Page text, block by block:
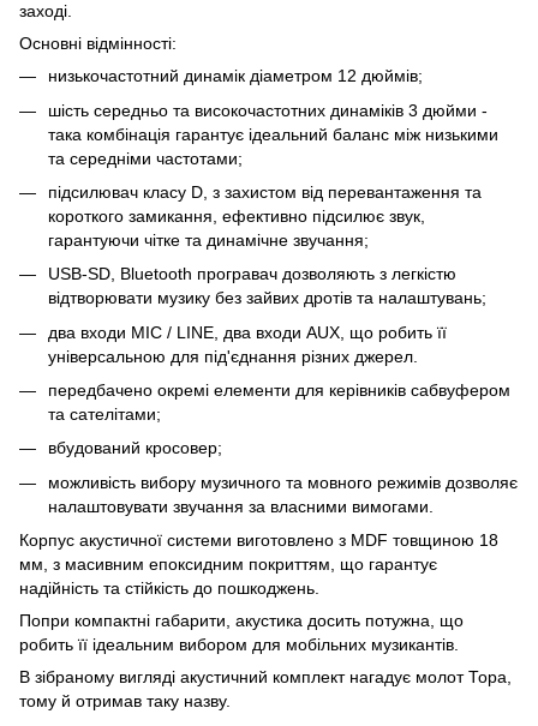
заході.
Основні відмінності:
низькочастотний динамік діаметром 12 дюймів;
шість середньо та високочастотних динаміків 3 дюйми -
така комбінація гарантує ідеальний баланс між низькими
та середніми частотами;
підсилювач класу D, з захистом від перевантаження та
короткого замикання, ефективно підсилює звук,
гарантуючи чітке та динамічне звучання;
USB-SD, Bluetooth програвач дозволяють з легкістю
відтворювати музику без зайвих дротів та налаштувань;
два входи MIC / LINE, два входи AUX, що робить її
універсальною для під'єднання різних джерел.
передбачено окремі елементи для керівників сабвуфером
та сателітами;
вбудований кросовер;
можливість вибору музичного та мовного режимів дозволяє
налаштовувати звучання за власними вимогами.
Корпус акустичної системи виготовлено з MDF товщиною 18
мм, з масивним епоксидним покриттям, що гарантує
надійність та стійкість до пошкоджень.
Попри компактні габарити, акустика досить потужна, що
робить її ідеальним вибором для мобільних музикантів.
В зібраному вигляді акустичний комплект нагадує молот Тора,
тому й отримав таку назву.